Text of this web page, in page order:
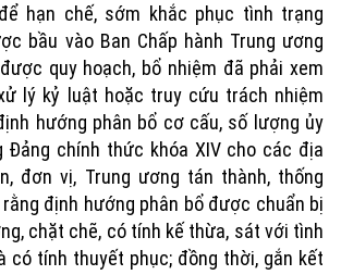
hạn chế, sớm khắc phục tình trạng
bầu vào Ban Chấp hành Trung ương
quy hoạch, bổ nhiệm đã phải xem
lý kỷ luật hoặc truy cứu trách nhiệm
hướng phân bổ cơ cấu, số lượng ủy
Đảng chính thức khóa XIV cho các địa
đơn vị, Trung ương tán thành, thống
định hướng phân bổ được chuẩn bị
chặt chẽ, có tính kế thừa, sát với tình
có tính thuyết phục; đồng thời, gắn kết